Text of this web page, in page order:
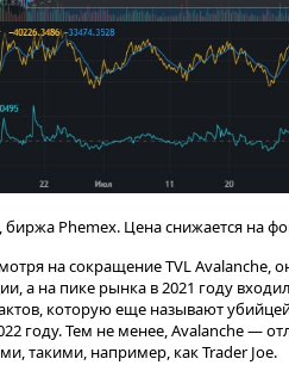
биржа Phemex. Цена снижается на
на сокращение TVL
а на пике рынка в 2021 году
которую еще называют
году. Тем не менее, Avalanche
такими, например, как Trader Joe.